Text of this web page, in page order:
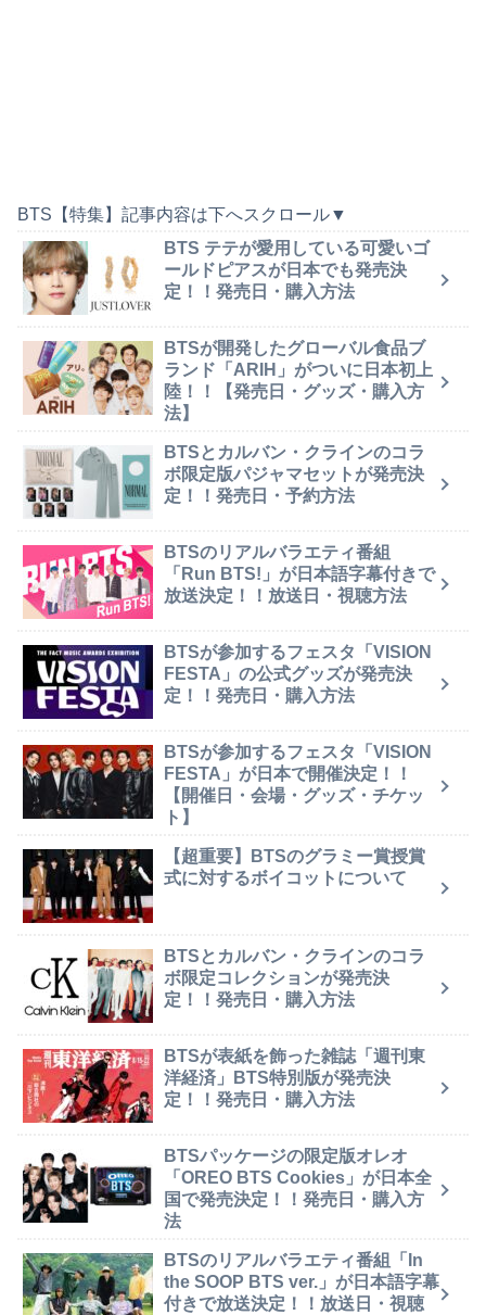
BTS【特集】記事内容は下へスクロール▼
BTS テテが愛用している可愛いゴ
ールドピアスが日本でも発売決
定！！発売日・購入方法
BTSが開発したグローバル食品ブ
ランド「ARIH」がついに日本初上
陸！！【発売日・グッズ・購入方
法】
BTSとカルバン・クラインのコラ
ボ限定版パジャマセットが発売決
定！！発売日・予約方法
BTSのリアルバラエティ番組
「Run BTS!」が日本語字幕付きで
放送決定！！放送日・視聴方法
BTSが参加するフェスタ「VISION
FESTA」の公式グッズが発売決
定！！発売日・購入方法
BTSが参加するフェスタ「VISION
FESTA」が日本で開催決定！！
【開催日・会場・グッズ・チケッ
ト】
【超重要】BTSのグラミー賞授賞
式に対するボイコットについて
BTSとカルバン・クラインのコラ
ボ限定コレクションが発売決
定！！発売日・購入方法
BTSが表紙を飾った雑誌「週刊東
洋経済」BTS特別版が発売決
定！！発売日・購入方法
BTSパッケージの限定版オレオ
「OREO BTS Cookies」が日本全
国で発売決定！！発売日・購入方
法
BTSのリアルバラエティ番組「In
the SOOP BTS ver.」が日本語字幕
付きで放送決定！！放送日・視聴